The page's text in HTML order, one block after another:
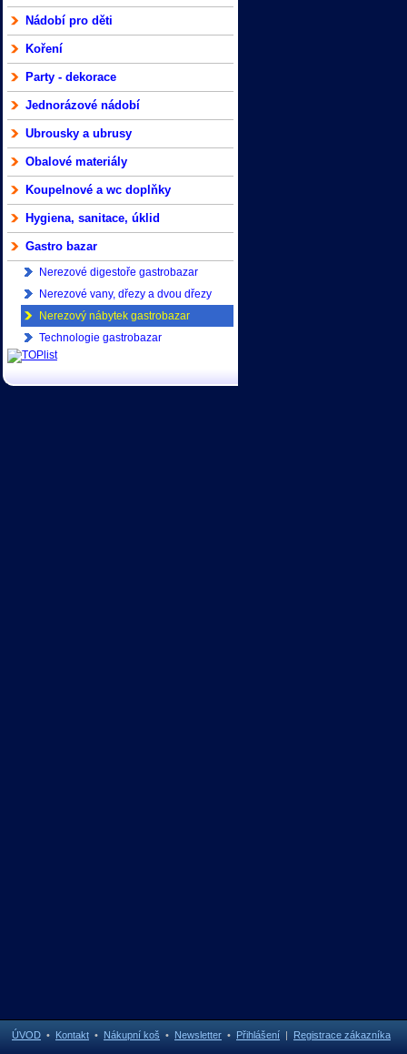
Nádobí pro děti
Koření
Party - dekorace
Jednorázové nádobí
Ubrousky a ubrusy
Obalové materiály
Koupelnové a wc doplňky
Hygiena, sanitace, úklid
Gastro bazar
Nerezové digestoře gastrobazar
Nerezové vany, dřezy a dvou dřezy
gastrobazar
Nerezový nábytek gastrobazar
Technologie gastrobazar
ÚVOD • Kontakt • Nákupní koš • Newsletter • Přihlášení | Registrace zákazníka